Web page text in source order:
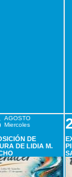
AGOSTO
Miercoles
DE
DE LIDIA M.